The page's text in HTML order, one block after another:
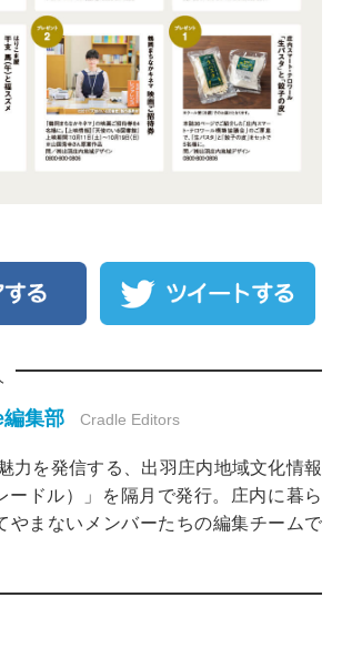
集部 Cradle Editors
力を発信する、出羽庄内地域文化情報
ードル）」を隔月で発行。庄内に暮ら
やまないメンバーたちの編集チームで